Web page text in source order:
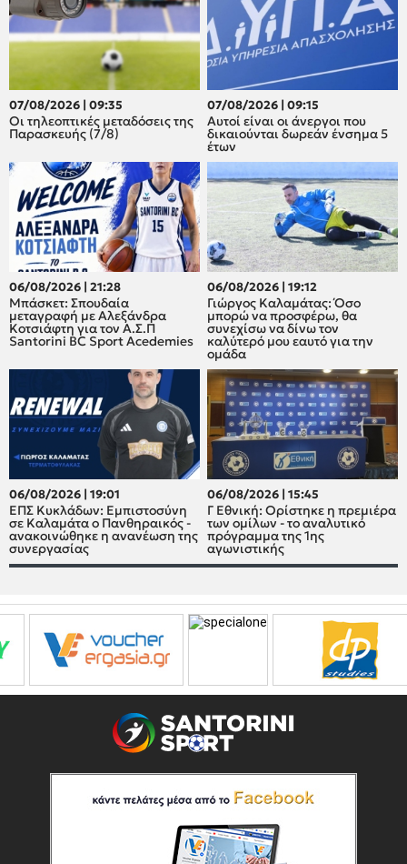
07/08/2026 | 09:35
Οι τηλεοπτικές μεταδόσεις της
Παρασκευής (7/8)
07/08/2026 | 09:15
Αυτοί είναι οι άνεργοι που
δικαιούνται δωρεάν ένσημα 5
έτων
06/08/2026 | 21:28
Μπάσκετ: Σπουδαία
μεταγραφή με Αλεξάνδρα
Κοτσιάφτη για τον A.Σ.Π
Santorini BC Sport Acedemies
06/08/2026 | 19:12
Γιώργος Καλαμάτας: Όσο
μπορώ να προσφέρω, θα
συνεχίσω να δίνω τον
καλύτερό μου εαυτό για την
ομάδα
06/08/2026 | 19:01
ΕΠΣ Κυκλάδων: Εμπιστοσύνη
σε Καλαμάτα ο Πανθηραικός -
ανακοινώθηκε η ανανέωση της
συνεργασίας
06/08/2026 | 15:45
Γ Εθνική: Ορίστηκε η πρεμιέρα
των ομίλων - το αναλυτικό
πρόγραμμα της 1ης
αγωνιστικής